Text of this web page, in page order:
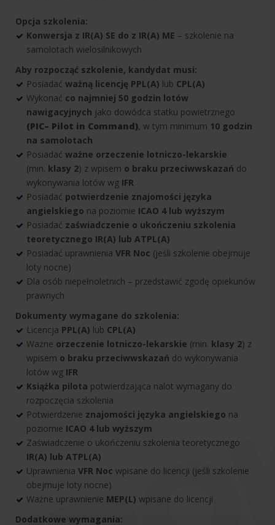
Opcja szkolenia:
Konwersja z IR(A) SE do z IR(A) ME – szkolenie na
samolotach wielosilnikowych
Aby rozpocząć szkolenie, kandydat musi:
Posiadaćważną licencję PPL(A) lub CPL(A)
Wykonać co najmniej 50 godzin lotów
nawigacyjnych jako dowódca statku powietrznego
(PIC– Pilot in Command), w tym minimum 10 godzin
na samolotach
Posiadaćważne orzeczenie lotniczo-lekarskie
(min. klasy 2) z wpisem o braku przeciwwskazań do
wykonywania lotów wg IFR
Posiadać potwierdzenie znajomości języka
angielskiego na poziomie ICAO 4 lub wyższym
Posiadać zaświadczenie o ukończeniu szkolenia
teoretycznego IR(A) lub ATPL(A)
Posiadać uprawnieniaVFR Noc (jeśli szkolenie obejmuje
loty nocne)
Dla osób niepełnoletnich – przedstawić zgodę opiekunów
prawnych
Dokumenty wymagane do szkolenia:
Licencja PPL(A) lub CPL(A)
Ważne orzeczenie lotniczo-lekarskie (min. klasy 2) z
wpisem o braku przeciwwskazań do wykonywania
lotów wg IFR
Książka pilota potwierdzająca nalot wymagany do
rozpoczęcia szkolenia
Potwierdzenie znajomości języka angielskiego na
poziomie ICAO 4 lub wyższym
Zaświadczenie o ukończeniu szkolenia teoretycznego
IR(A) lub ATPL(A)
UprawnieniaVFR Nocwpisane do licencji (jeśli szkolenie
obejmuje loty nocne)
Ważne uprawnienie MEP(L)wpisane do licencji
Dodatkowe wymagania: